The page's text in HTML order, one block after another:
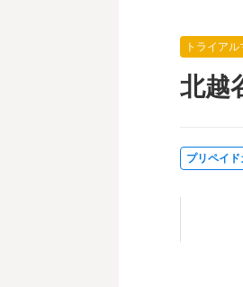
トライアル
北越
プリペイド